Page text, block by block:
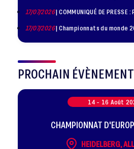
17/07/2026| COMMUNIQUÉ DE PRESSE :
17/07/2026| Championnats du monde 2026 : les athlètes
PROCHAIN ÉVÈNEMENT
14 - 16 Août
CHAMPIONNAT
HEIDELBERG,